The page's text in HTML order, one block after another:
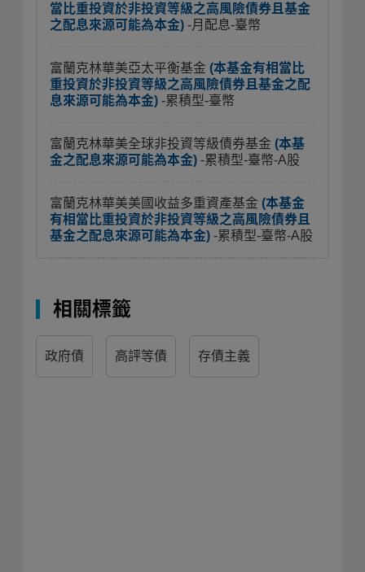
當比重投資於非投資等級之高風險債券且基金
之配息來源可能為本金) -月配息-臺幣
富蘭克林華美亞太平衡基金 (本基金有相當比
重投資於非投資等級之高風險債券且基金之配
息來源可能為本金) -累積型-臺幣
富蘭克林華美全球非投資等級債券基金 (本基
金之配息來源可能為本金) -累積型-臺幣-A股
富蘭克林華美美國收益多重資產基金 (本基金
有相當比重投資於非投資等級之高風險債券且
基金之配息來源可能為本金) -累積型-臺幣-A股
相關標籤
政府債 高評等債 存債主義